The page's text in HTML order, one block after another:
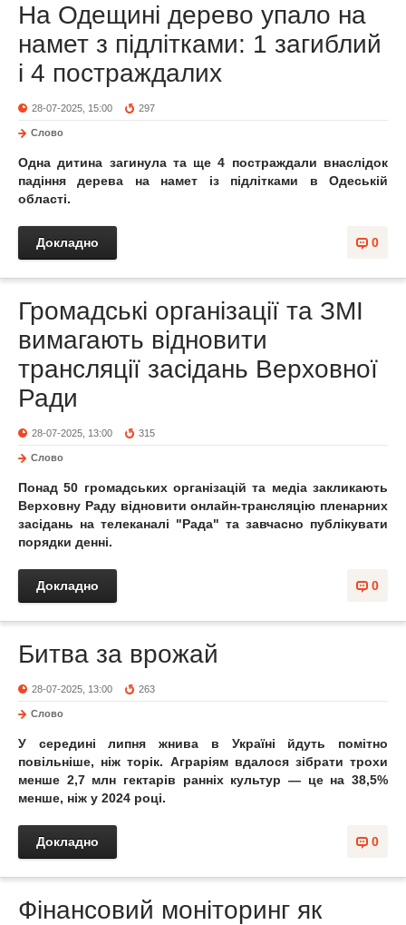
На Одещині дерево упало на
намет з підлітками: 1 загиблий
і 4 постраждалих
28-07-2025, 15:00 297
Слово
Одна дитина загинула та ще 4 постраждали внаслідок
падіння дерева на намет із підлітками в Одеській
області.
0
Докладно
Громадські організації та ЗМІ
вимагають відновити
трансляції засідань Верховної
Ради
28-07-2025, 13:00 315
Слово
Понад 50 громадських організацій та медіа закликають
Верховну Раду відновити онлайн-трансляцію пленарних
засідань на телеканалі "Рада" та завчасно публікувати
порядки денні.
0
Докладно
Битва за врожай
28-07-2025, 13:00 263
Слово
У середині липня жнива в Україні йдуть помітно
повільніше, ніж торік. Аграріям вдалося зібрати трохи
менше 2,7 млн гектарів ранніх культур — це на 38,5%
менше, ніж у 2024 році.
0
Докладно
Фінансовий моніторинг як